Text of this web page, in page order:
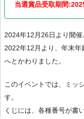
当選賞品受取期間
2024年12月26日より開催
2022年12月より、年末
へとかわりました。
このイベントでは、ミッ
す。
くじには、各種番号が書